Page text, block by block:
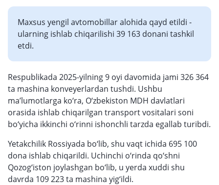
Maxsus yengil avtomobillar alohida qayd etildi -
ularning ishlab chiqarilishi 39 163 donani tashkil
etdi.
Respublikada 2025-yilning 9 oyi davomida jami 326 364
ta mashina konveyerlardan tushdi. Ushbu
ma’lumotlarga ko‘ra, O‘zbekiston MDH davlatlari
orasida ishlab chiqarilgan transport vositalari soni
bo‘yicha ikkinchi o‘rinni ishonchli tarzda egallab turibdi.
Yetakchilik Rossiyada bo‘lib, shu vaqt ichida 695 100
dona ishlab chiqarildi. Uchinchi o‘rinda qo‘shni
Qozog‘iston joylashgan bo‘lib, u yerda xuddi shu
davrda 109 223 ta mashina yig‘ildi.